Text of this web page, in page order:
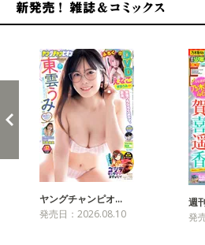
ヤングチャンピオ…
発売日：2026.08.10
週
発